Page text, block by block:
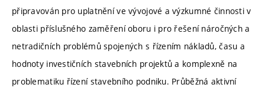
připravován pro uplatnění ve vývojové a výzkumné činnosti v
oblasti příslušného zaměření oboru i pro řešení náročných a
netradičních problémů spojených s řízením nákladů, času a
hodnoty investičních stavebních projektů a komplexně na
problematiku řízení stavebního podniku. Průběžná aktivní